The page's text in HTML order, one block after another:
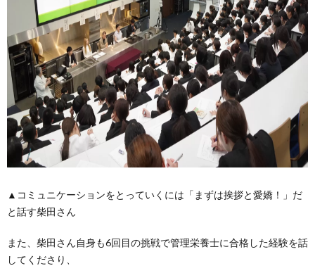
▲コミュニケーションをとっていくには「まずは挨拶と愛嬌！」だ
と話す柴田さん
また、柴田さん自身も6回目の挑戦で管理栄養士に合格した経験を話
してくださり、